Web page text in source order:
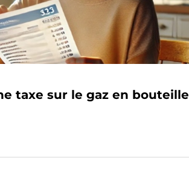
taxe sur le gaz en bouteille